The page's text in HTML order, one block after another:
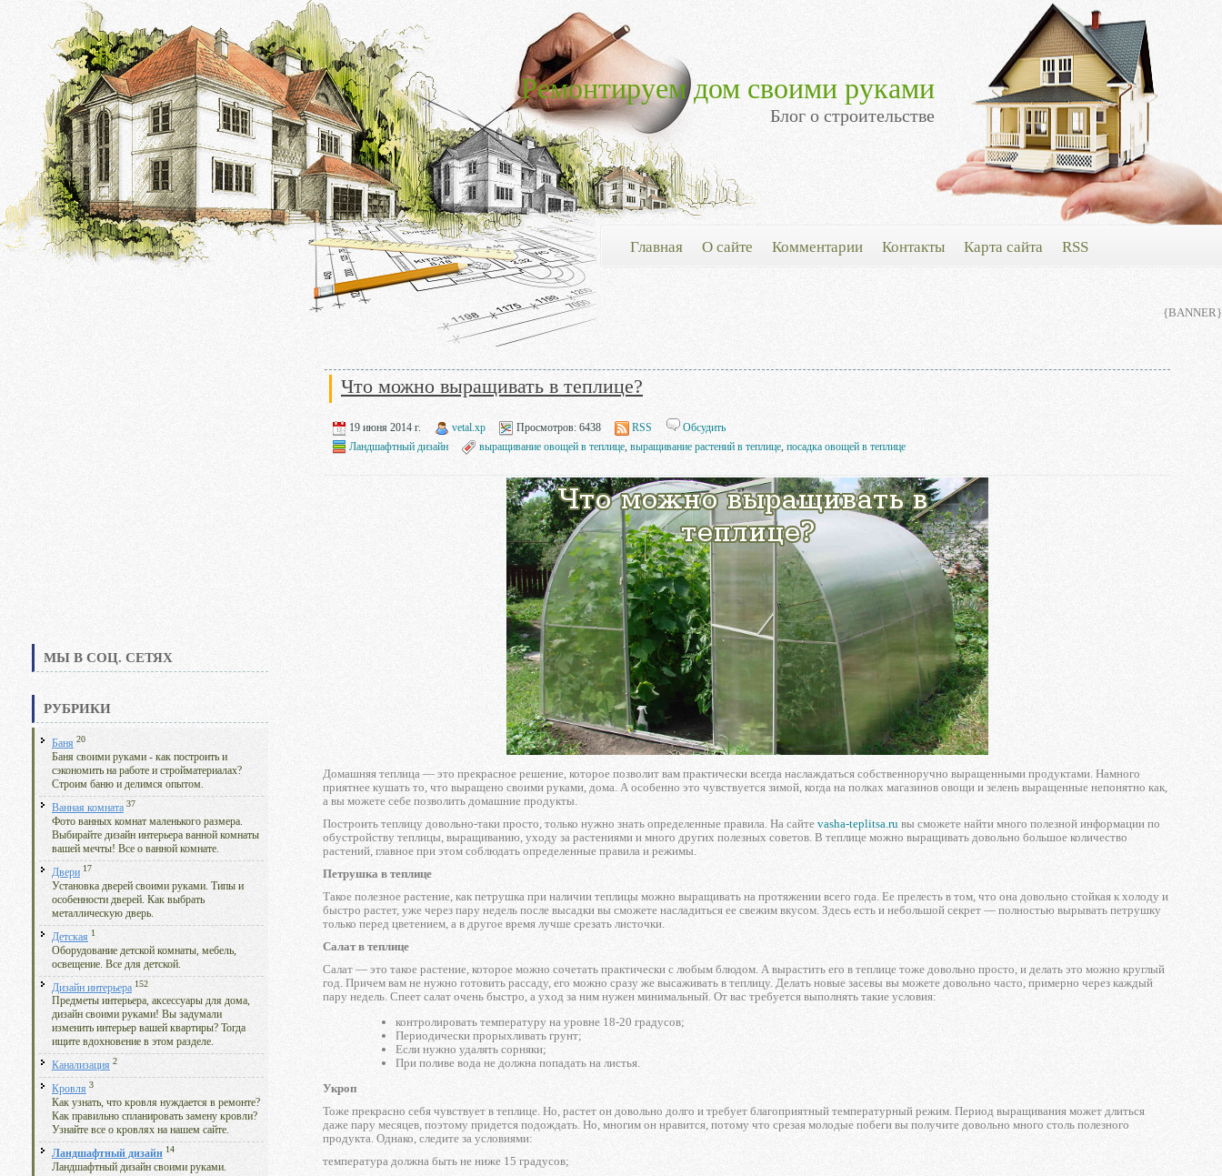
Ремонтируем дом своими руками
Блог о строительстве
Главная О сайте Комментарии Контакты Карта сайта RSS
{BANNER}
МЫ В СОЦ. СЕТЯХ
РУБРИКИ
Баня 20
Баня своими руками - как построить и
сэкономить на работе и стройматериалах?
Строим баню и делимся опытом.
Ванная комната 37
Фото ванных комнат маленького размера.
Выбирайте дизайн интерьера ванной комнаты
вашей мечты! Все о ванной комнате.
Двери 17
Установка дверей своими руками. Типы и
особенности дверей. Как выбрать
металлическую дверь.
Детская 1
Оборудование детской комнаты, мебель,
освещение. Все для детской.
Дизайн интерьера 152
Предметы интерьера, аксессуары для дома,
дизайн своими руками! Вы задумали
изменить интерьер вашей квартиры? Тогда
ищите вдохновение в этом разделе.
Канализация 2
Кровля 3
Как узнать, что кровля нуждается в ремонте?
Как правильно спланировать замену кровли?
Узнайте все о кровлях на нашем сайте.
Ландшафтный дизайн 14
Ландшафтный дизайн своими руками.
Что можно выращивать в теплице?
19 июня 2014 г. vetal.xp Просмотров: 6438 RSS
Обсудить
Ландшафтный дизайн
выращивание овощей в теплице, выращивание растений в теплице, посадка овощей в теплице
Домашняя теплица — это прекрасное решение, которое позволит вам практически всегда наслаждаться собственноручно выращенными продуктами. Намного
приятнее кушать то, что выращено своими руками, дома. А особенно это чувствуется зимой, когда на полках магазинов овощи и зелень выращенные непонятно как,
а вы можете себе позволить домашние продукты.
Построить теплицу довольно-таки просто, только нужно знать определенные правила. На сайте vasha-teplitsa.ru вы сможете найти много полезной информации по
обустройству теплицы, выращиванию, уходу за растениями и много других полезных советов. В теплице можно выращивать довольно большое количество
растений, главное при этом соблюдать определенные правила и режимы.
Петрушка в теплице
Такое полезное растение, как петрушка при наличии теплицы можно выращивать на протяжении всего года. Ее прелесть в том, что она довольно стойкая к холоду и
быстро растет, уже через пару недель после высадки вы сможете насладиться ее свежим вкусом. Здесь есть и небольшой секрет — полностью вырывать петрушку
только перед цветением, а в другое время лучше срезать листочки.
Салат в теплице
Салат — это такое растение, которое можно сочетать практически с любым блюдом. А вырастить его в теплице тоже довольно просто, и делать это можно круглый
год. Причем вам не нужно готовить рассаду, его можно сразу же высаживать в теплицу. Делать новые засевы вы можете довольно часто, примерно через каждый
пару недель. Спеет салат очень быстро, а уход за ним нужен минимальный. От вас требуется выполнять такие условия:
контролировать температуру на уровне 18-20 градусов;
Периодически прорыхливать грунт;
Если нужно удалять сорняки;
При поливе вода не должна попадать на листья.
Укроп
Тоже прекрасно себя чувствует в теплице. Но, растет он довольно долго и требует благоприятный температурный режим. Период выращивания может длиться
даже пару месяцев, поэтому придется подождать. Но, многим он нравится, потому что срезая молодые побеги вы получите довольно много столь полезного
продукта. Однако, следите за условиями:
температура должна быть не ниже 15 градусов;